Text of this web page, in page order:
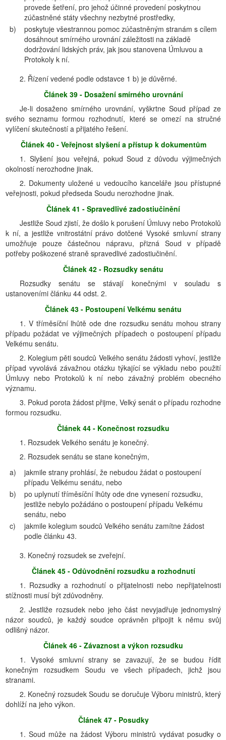
provede šetření, pro jehož účinné provedení poskytnou
zúčastněné státy všechny nezbytné prostředky,
b)
poskytuje všestrannou pomoc zúčastněným stranám s cílem
dosáhnout smírného urovnání záležitosti na základě
dodržování lidských práv, jak jsou stanovena Úmluvou a
Protokoly k ní.
2. Řízení vedené podle odstavce 1 b) je důvěrné.
Článek 39 - Dosažení smírného urovnání
Je-li dosaženo smírného urovnání, vyškrtne Soud případ ze
svého seznamu formou rozhodnutí, které se omezí na stručné
vylíčení skutečností a přijatého řešení.
Článek 40 - Veřejnost slyšení a přístup k dokumentům
1. Slyšení jsou veřejná, pokud Soud z důvodu výjimečných
okolností nerozhodne jinak.
2. Dokumenty uložené u vedoucího kanceláře jsou přístupné
veřejnosti, pokud předseda Soudu nerozhodne jinak.
Článek 41 - Spravedlivé zadostiučinění
Jestliže Soud zjistí, že došlo k porušení Úmluvy nebo Protokolů
k ní, a jestliže vnitrostátní právo dotčené Vysoké smluvní strany
umožňuje pouze částečnou nápravu, přizná Soud v případě
potřeby poškozené straně spravedlivé zadostiučinění.
Článek 42 - Rozsudky senátu
Rozsudky senátu se stávají konečnými v souladu s
ustanoveními článku 44 odst. 2.
Článek 43 - Postoupení Velkému senátu
1. V tříměsíční lhůtě ode dne rozsudku senátu mohou strany
případu požádat ve výjimečných případech o postoupení případu
Velkému senátu.
2. Kolegium pěti soudců Velkého senátu žádosti vyhoví, jestliže
případ vyvolává závažnou otázku týkající se výkladu nebo použití
Úmluvy nebo Protokolů k ní nebo závažný problém obecného
významu.
3. Pokud porota žádost přijme, Velký senát o případu rozhodne
formou rozsudku.
Článek 44 - Konečnost rozsudku
1. Rozsudek Velkého senátu je konečný.
2. Rozsudek senátu se stane konečným,
a)
jakmile strany prohlásí, že nebudou žádat o postoupení
případu Velkému senátu, nebo
b)
po uplynutí tříměsíční lhůty ode dne vynesení rozsudku,
jestliže nebylo požádáno o postoupení případu Velkému
senátu, nebo
c)
jakmile kolegium soudců Velkého senátu zamítne žádost
podle článku 43.
3. Konečný rozsudek se zveřejní.
Článek 45 - Odůvodnění rozsudku a rozhodnutí
1. Rozsudky a rozhodnutí o přijatelnosti nebo nepřijatelnosti
stížnosti musí být zdůvodněny.
2. Jestliže rozsudek nebo jeho část nevyjadřuje jednomyslný
názor soudců, je každý soudce oprávněn připojit k němu svůj
odlišný názor.
Článek 46 - Závaznost a výkon rozsudku
1. Vysoké smluvní strany se zavazují, že se budou řídit
konečným rozsudkem Soudu ve všech případech, jichž jsou
stranami.
2. Konečný rozsudek Soudu se doručuje Výboru ministrů, který
dohlíží na jeho výkon.
Článek 47 - Posudky
1. Soud může na žádost Výboru ministrů vydávat posudky o